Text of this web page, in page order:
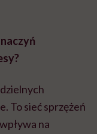
To sieć sprzężeń
na